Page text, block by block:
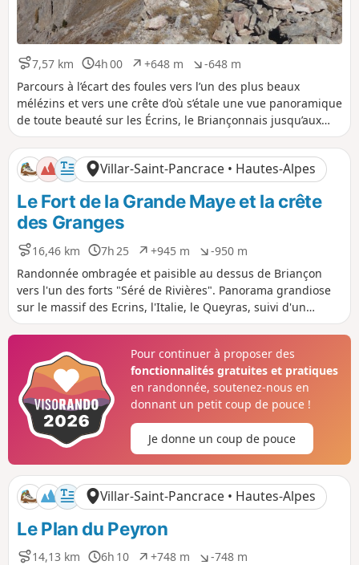
7,57 km
D
i
s
a
c
e
4h 00
D
u
r
e
+648 m
D
é
n
v
l
é
p
o
f
-648 m
D
é
n
v
l
é
n
é
f
Parcours à l’écart des foules vers l’un des plus beaux
mélézins et vers une crête d’où s’étale une vue panoramique
de toute beauté sur les Écrins, le Briançonnais jusqu’aux
Aiguilles d’Arves. La navigation se trouve ici facilitée par
l'application Visorando.
Villar-Saint-Pancrace • Hautes-Alpes
Le Fort de la Grande Maye et la crête
des Granges
16,46 km
D
i
s
t
a
n
7h 25
D
u
r
é
e
+945 m
D
é
n
i
v
e
é
p
o
s
f
-950 m
D
é
n
i
v
e
é
n
é
g
a
f
Randonnée ombragée et paisible au dessus de Briançon
vers l'un des forts "Séré de Rivières". Panorama grandiose
sur le massif des Ecrins, l'Italie, le Queyras, suivi d'un
parcours en crête avec vues sur les vallées des Ayes et de la
Pour continuer à proposer des
fonctionnalités gratuites et pratiques
en randonnée, soutenez-nous en
donnant un petit coup de pouce !
Je donne un coup de pouce
Villar-Saint-Pancrace • Hautes-Alpes
Le Plan du Peyron
14,13 km 6h 10 +748 m -748 m